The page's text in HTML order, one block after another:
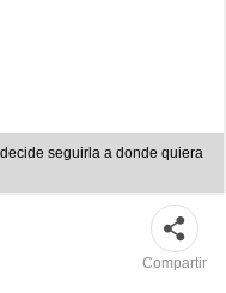
seguirla a donde quiera
Compartir